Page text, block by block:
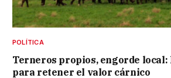
POLÍTICA
Terneros propios, engorde
para retener el valor cárnico